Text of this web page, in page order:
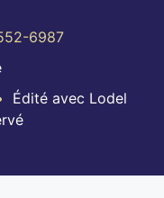
6987
Édité avec Lodel